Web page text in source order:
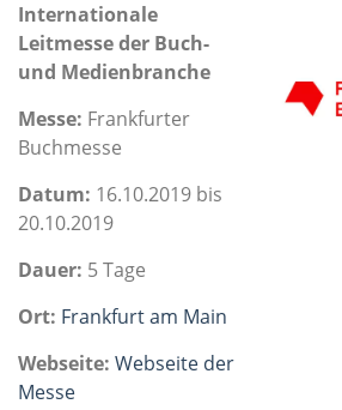
Internationale
Leitmesse der Buch-
und Medienbranche
Messe: Frankfurter
Buchmesse
Datum: 16.10.2019 bis
20.10.2019
Dauer: 5 Tage
Ort: Frankfurt am Main
Webseite: Webseite der
Messe